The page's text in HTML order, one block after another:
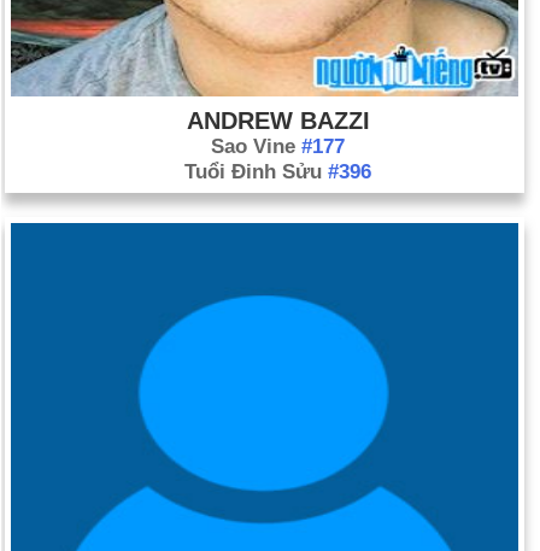
ANDREW BAZZI
Sao Vine #177
Tuổi Đinh Sửu #396